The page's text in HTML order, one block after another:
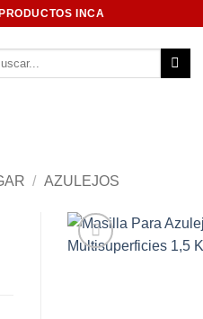
INCA
/ AZULEJOS